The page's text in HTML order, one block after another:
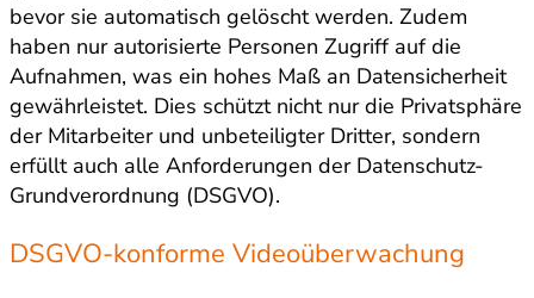
bevor sie automatisch gelöscht werden. Zudem
haben nur autorisierte Personen Zugriff auf die
Aufnahmen, was ein hohes Maß an Datensicherheit
gewährleistet. Dies schützt nicht nur die Privatsphäre
der Mitarbeiter und unbeteiligter Dritter, sondern
erfüllt auch alle Anforderungen der Datenschutz-
Grundverordnung (DSGVO).
DSGVO-konforme Videoüberwachung